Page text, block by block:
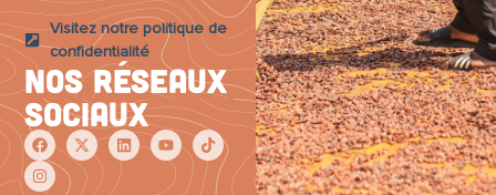
l
i
t
q
u
e
Visitez notre politique de
confidentialité
Nos réseaux
sociaux